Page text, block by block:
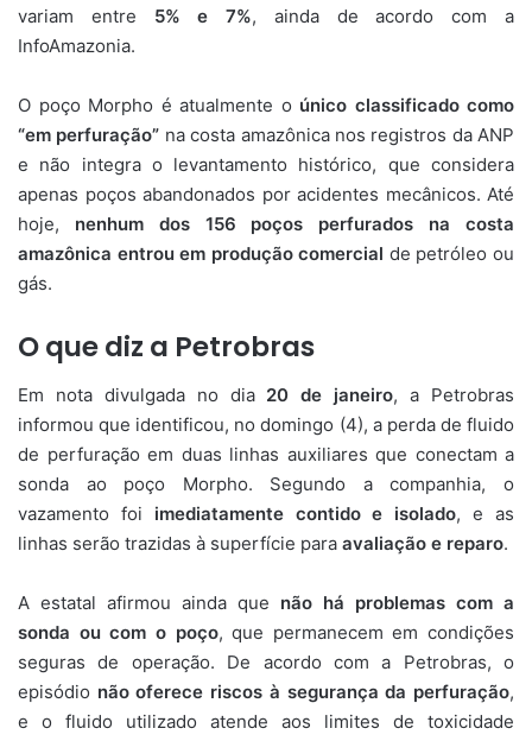
variam entre 5% e 7%, ainda de acordo com a
InfoAmazonia.
O poço Morpho é atualmente o único classificado como
“em perfuração” na costa amazônica nos registros da ANP
e não integra o levantamento histórico, que considera
apenas poços abandonados por acidentes mecânicos. Até
hoje, nenhum dos 156 poços perfurados na costa
amazônica entrou em produção comercial de petróleo ou
gás.
O que diz a Petrobras
Em nota divulgada no dia 20 de janeiro, a Petrobras
informou que identificou, no domingo (4), a perda de fluido
de perfuração em duas linhas auxiliares que conectam a
sonda ao poço Morpho. Segundo a companhia, o
vazamento foi imediatamente contido e isolado, e as
linhas serão trazidas à superfície para avaliação e reparo.
A estatal afirmou ainda que não há problemas com a
sonda ou com o poço, que permanecem em condições
seguras de operação. De acordo com a Petrobras, o
episódio não oferece riscos à segurança da perfuração,
e o fluido utilizado atende aos limites de toxicidade